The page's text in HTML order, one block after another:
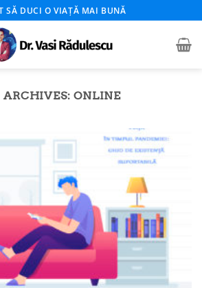
SĂ DUCI O VIAȚĂ MAI BUNĂ
ARCHIVES:ONLINE